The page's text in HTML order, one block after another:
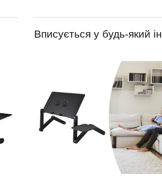
Вписується у будь-який